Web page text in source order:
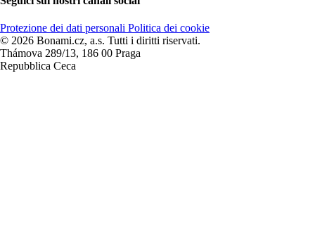
Protezione dei dati personali Politica dei cookie
© 2026 Bonami.cz, a.s. Tutti i diritti riservati.
Thámova 289/13, 186 00 Praga
Repubblica Ceca